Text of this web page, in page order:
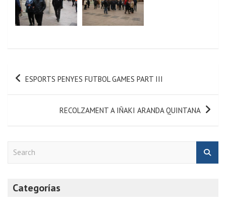
ESPORTS PENYES FUTBOL GAMES PART III
RECOLZAMENT A IÑAKI ARANDA QUINTANA
Categorías